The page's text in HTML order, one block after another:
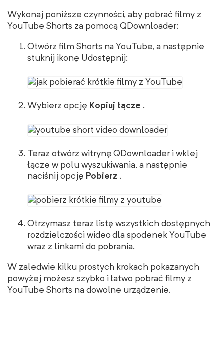
Wykonaj poniższe czynności, aby pobrać filmy z
YouTube Shorts za pomocą QDownloader:
Otwórz film Shorts na YouTube, a następnie
stuknij ikonę Udostępnij:
Wybierz opcję Kopiuj łącze .
Teraz otwórz witrynę QDownloader i wklej
łącze w polu wyszukiwania, a następnie
naciśnij opcję Pobierz .
Otrzymasz teraz listę wszystkich dostępnych
rozdzielczości wideo dla spodenek YouTube
wraz z linkami do pobrania.
W zaledwie kilku prostych krokach pokazanych
powyżej możesz szybko i łatwo pobrać filmy z
YouTube Shorts na dowolne urządzenie.